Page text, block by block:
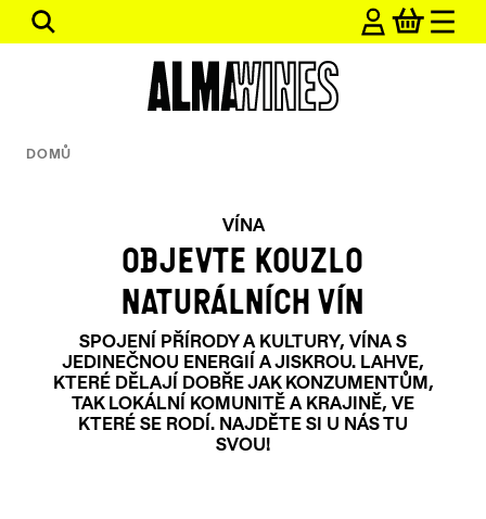
Přejít
Hledat
DOMŮ
VÍNA
OBJEVTE KOUZLO
NATURÁLNÍCH VÍN
SPOJENÍ PŘÍRODY A KULTURY, VÍNA S
JEDINEČNOU ENERGIÍ A JISKROU. LAHVE,
KTERÉ DĚLAJÍ DOBŘE JAK KONZUMENTŮM,
TAK LOKÁLNÍ KOMUNITĚ A KRAJINĚ, VE
KTERÉ SE RODÍ. NAJDĚTE SI U NÁS TU
SVOU!